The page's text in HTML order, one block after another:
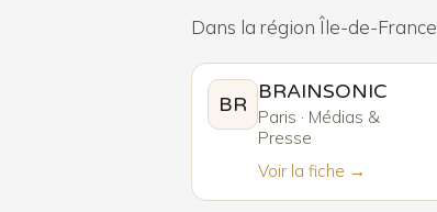
Dans la région Île-de-France
BR
BRAINSONIC
Paris · Médias &
Presse
Voir la fiche →